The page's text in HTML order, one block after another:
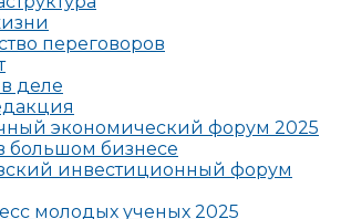
переговоров
деле
экономический форум 2025
большом бизнесе
инвестиционный форум
молодых ученых 2025